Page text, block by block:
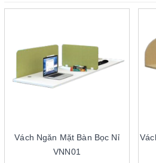
Đặc điểm nổi bật của vách ngăn
3 Loại vách ngăn mặt bàn The
Vách ngăn mặt bàn gỗ The One
Vách ngăn mặt bàn khiến cho
gàng hơn
Vách Ngăn Mặt Bàn Bọc Nỉ
VNN01